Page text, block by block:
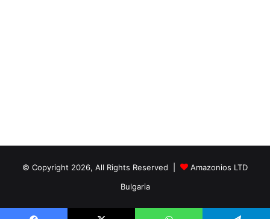
© Copyright 2026, All Rights Reserved |
Amazonios LTD
Bulgaria